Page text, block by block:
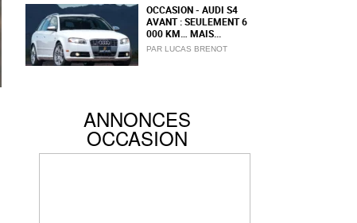
OCCASION - AUDI S4
AVANT : SEULEMENT 6
000 KM… MAIS...
PAR LUCAS BRENOT
ANNONCES
OCCASION